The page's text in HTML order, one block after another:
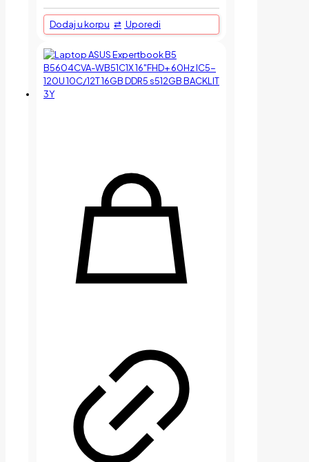
Dodaj u korpu Uporedi